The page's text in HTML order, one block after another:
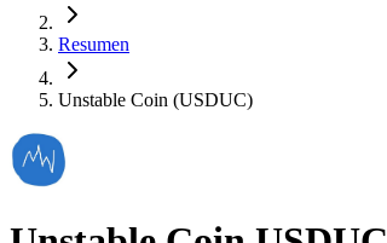
Resumen
Unstable Coin (USDUC)